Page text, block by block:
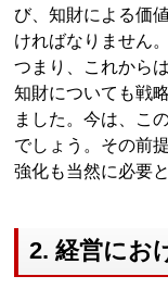
び、知財による価
ければなりません。
つまり、これから
知財についても戦
ました。今は、こ
でしょう。その前
強化も当然に必要
2. 経営にお